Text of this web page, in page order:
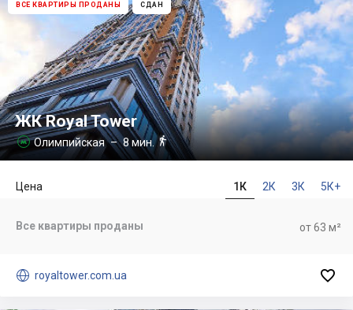
ВСЕ КВАРТИРЫ ПРОДАНЫ СДАН
ЖК Royal Tower
 Олимпийская– 8 мин.
1К 2К 3К 5К+
Цена
от 63 м²
Все квартиры проданы
 royaltower.com.ua 